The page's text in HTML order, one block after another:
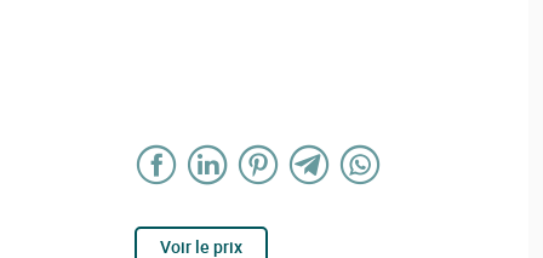
Voir le prix